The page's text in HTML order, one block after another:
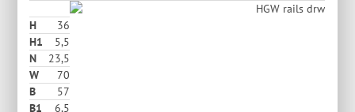
H
36
H1
5,5
N
23,5
W
70
В
57
B1
6,5